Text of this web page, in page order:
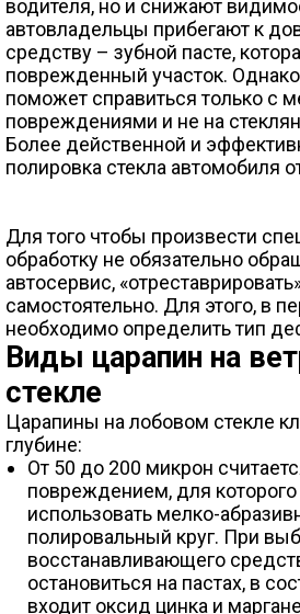
водителя, но и снижают
автовладельцы прибегают к
средству – зубной пасте,
поврежденный участок.
поможет справиться только с
повреждениями и не на
Более действенной и
полировка стекла автомобиля
Для того чтобы произвести
обработку не обязательно
автосервис,
самостоятельно. Для этого, в
необходимо определить тип
Виды царапин на
стекле
Царапины на лобовом стекле
глубине:
От 50 до 200 микрон
повреждением, для
использовать мелко-
полировальный круг. При
восстанавливающего
остановиться на пастах, в
входит оксид цинка и